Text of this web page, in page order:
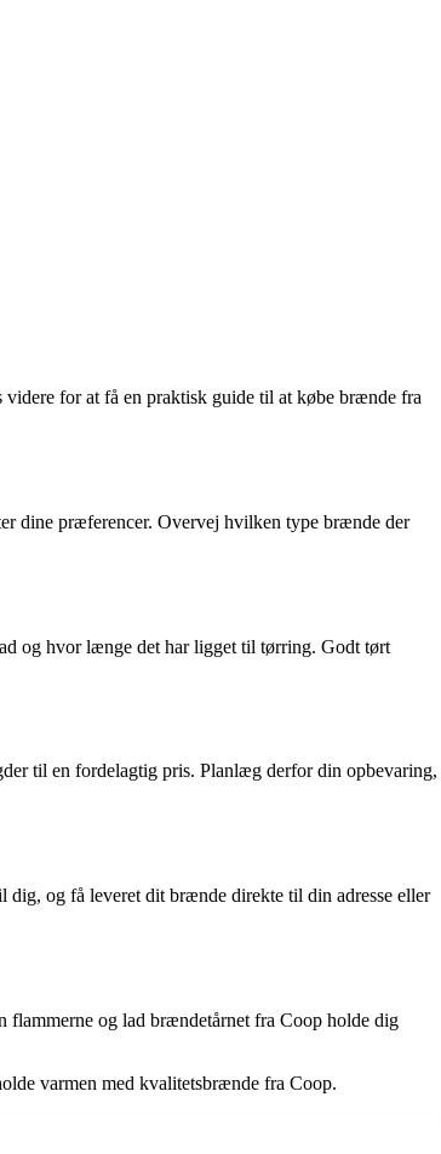
for at få en praktisk guide til at købe brænde fra
dine præferencer. Overvej hvilken type brænde der
og hvor længe det har ligget til tørring. Godt tørt
til en fordelagtig pris. Planlæg derfor din opbevaring,
dig, og få leveret dit brænde direkte til din adresse eller
og lad brændetårnet fra Coop holde dig
varmen med kvalitetsbrænde fra Coop.